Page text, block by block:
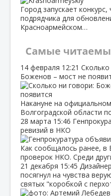
Город запускает
подрядчика для
Красноармейском…
Самые
14 февраля 12:21
Боженов – мост не
Накануне на
Волгоградской области
28 марта 15:46
ревизий в НКО
Как сообщалось ранее, в
проверок НКО. Среди
21 декабря 15:45
посягнул на чувства
святых "коробкой с